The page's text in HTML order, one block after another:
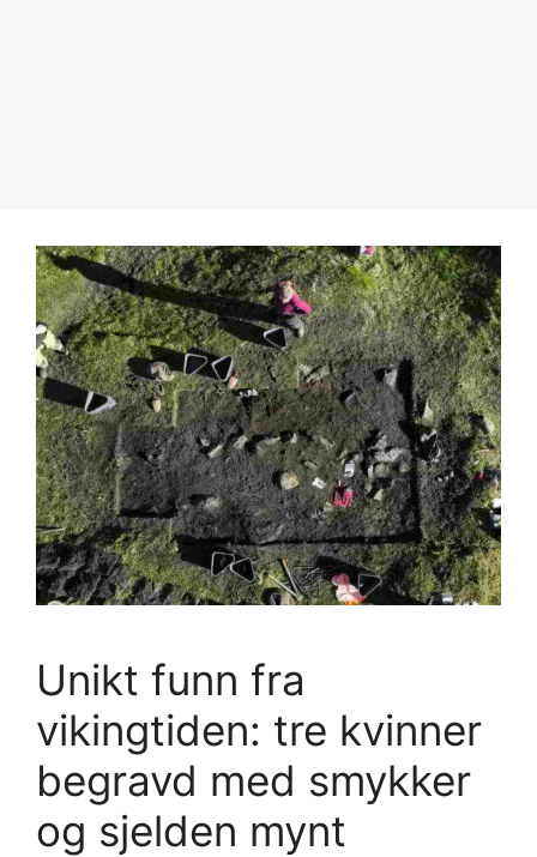
Unikt funn fra
vikingtiden: tre kvinner
begravd med smykker
og sjelden mynt